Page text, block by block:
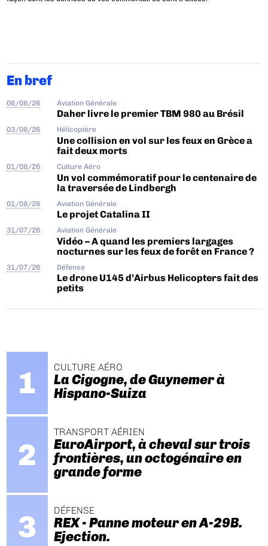
En bref
06/08/26 Aviation Générale
Daher livre le premier TBM 980 au Brésil
03/08/26 Hélicoptère
Une collision en vol sur les feux en Grèce a
fait deux morts
01/08/26 Culture Aéro
Un vol commémoratif pour le centenaire de
la traversée de Lindbergh
01/08/26 Aviation Générale
Le projet Catalina II
31/07/26 Aviation Générale
Vidéo – A quand les premiers largages
nocturnes sur les feux de forêt en France ?
31/07/26 Défense
Le drone U145 d’Airbus Helicopters fait des
petits
CULTURE AÉRO
La Cigogne, de Guynemer à
Hispano-Suiza
TRANSPORT AÉRIEN
EuroAirport, à cheval sur trois
frontières, un octogénaire en
grande forme
DÉFENSE
REX - Panne moteur en A-29B.
Ejection.